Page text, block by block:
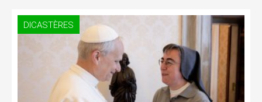
DICASTÈRES